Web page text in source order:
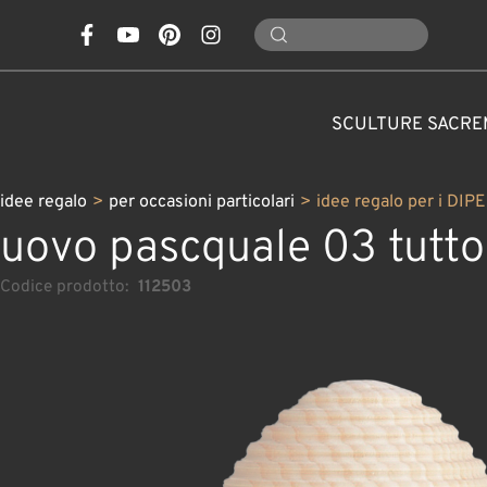
SCULTURE SACRE
idee regalo > per occasioni particolari > idee regalo per i
uovo pascquale 03
Codice prodotto: 112503